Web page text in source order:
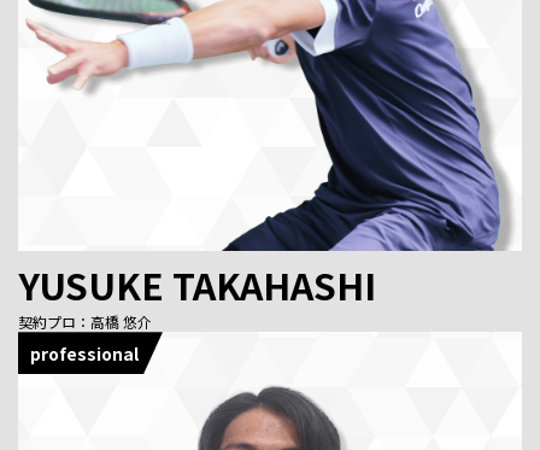
YUSUKE TAKAHASHI
契約プロ：高橋 悠介
professional